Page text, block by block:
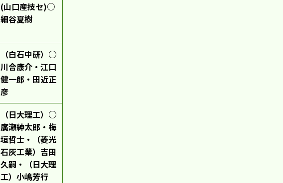
(山口産技セ)○
細谷夏樹
（白石中研）○
川合康介・江口
健一郎・田近正
彦
（日大理工）○
廣瀬紳太郎・梅
垣哲士・（菱光
石灰工業）吉田
久嗣・（日大理
工）小嶋芳行